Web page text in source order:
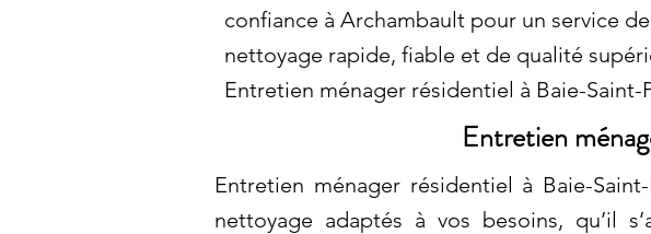
confiance à Archambault pour un service de
nettoyage rapide, fiable et de qualité
Entretien ménager résidentiel à Baie-Saint-
Entretien
Entretien ménager résidentiel à Baie-
nettoyage adaptés à vos besoins, qu’il